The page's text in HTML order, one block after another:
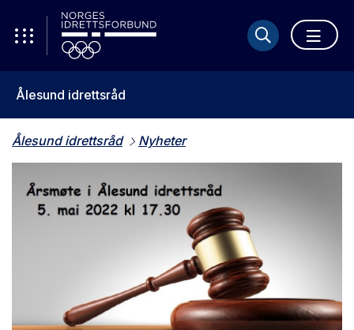
Ålesund idrettsråd
Ålesund idrettsråd Nyheter